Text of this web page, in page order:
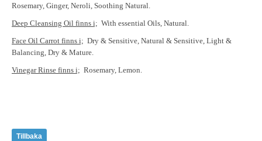
Rosemary, Ginger, Neroli, Soothing Natural.
Deep Cleansing Oil finns i; With essential Oils, Natural.
Face Oil Carrot finns i; Dry & Sensitive, Natural & Sensitive, Light &
Balancing, Dry & Mature.
Vinegar Rinse finns i; Rosemary, Lemon.
Tillbaka